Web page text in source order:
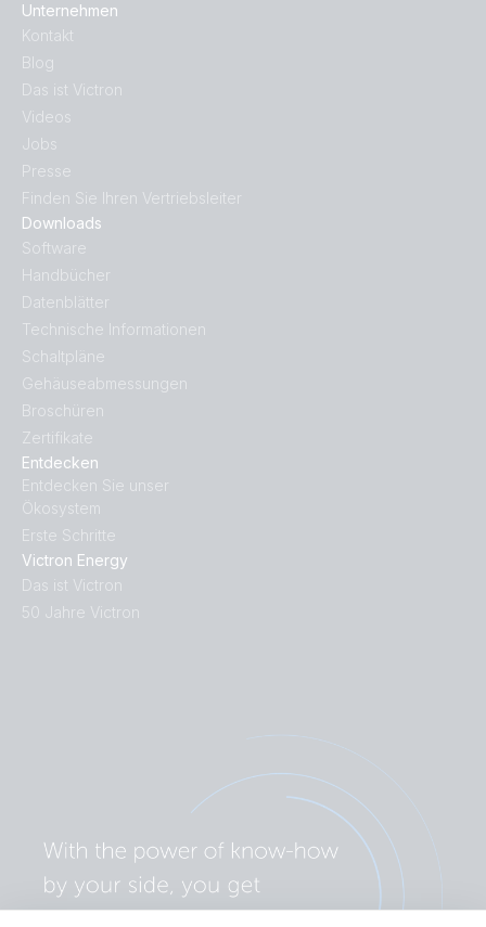
Entdecken
Entdecken Sie unser
Ökosystem
Erste Schritte
Victron Energy
Das ist Victron
50 Jahre Victron
Downloads
Software
Handbücher
Datenblätter
Technische Informationen
Schaltpläne
Gehäuseabmessungen
Broschüren
Zertifikate
Unternehmen
Kontakt
Blog
Das ist Victron
Videos
Jobs
Presse
Finden Sie Ihren Vertriebsleiter